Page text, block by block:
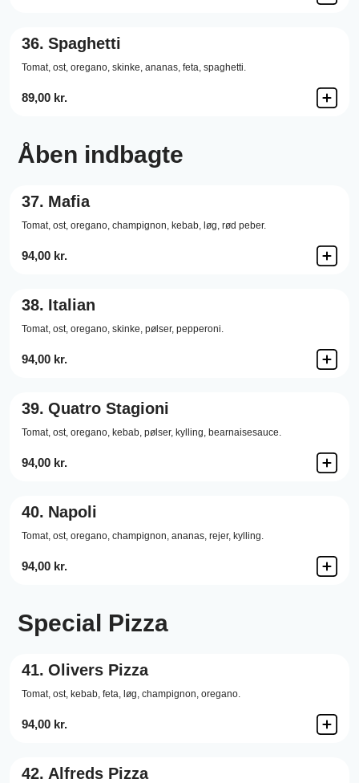
36. Spaghetti
Tomat, ost, oregano, skinke, ananas, feta, spaghetti.
89,00 kr.
Åben indbagte
37. Mafia
Tomat, ost, oregano, champignon, kebab, løg, rød peber.
94,00 kr.
38. Italian
Tomat, ost, oregano, skinke, pølser, pepperoni.
94,00 kr.
39. Quatro Stagioni
Tomat, ost, oregano, kebab, pølser, kylling, bearnaisesauce.
94,00 kr.
40. Napoli
Tomat, ost, oregano, champignon, ananas, rejer, kylling.
94,00 kr.
Special Pizza
41. Olivers Pizza
Tomat, ost, kebab, feta, løg, champignon, oregano.
94,00 kr.
42. Alfreds Pizza